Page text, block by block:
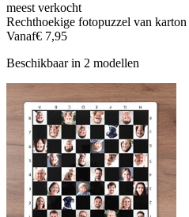
meest verkocht
Rechthoekige fotopuzzel van karton
Vanaf€ 7,95
Beschikbaar in 2 modellen